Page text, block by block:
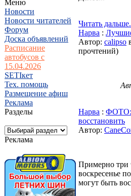
Меню
Новости
Новости читателей
Форум
Доска объявлений
Расписание
автобусов с
15.04.2026
SETIкет
Тех. помощь
Размещение афиш
Реклама
Разделы
Реклама
Читать
Нарва :
Автор: calipso
прочтений)
Нарва : ФОТО:
восстановить
Автор:
Примерно три
воскресенье
могут быть